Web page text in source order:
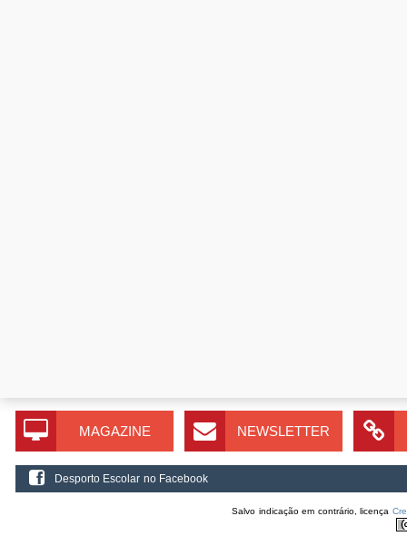
MAGAZINE NEWSLETTER
Desporto Escolar no Facebook
Salvo indicação em contrário, licença